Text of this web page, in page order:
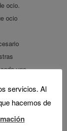
ocio.
ocio
uno
casa,
servicios. Al
hacemos de